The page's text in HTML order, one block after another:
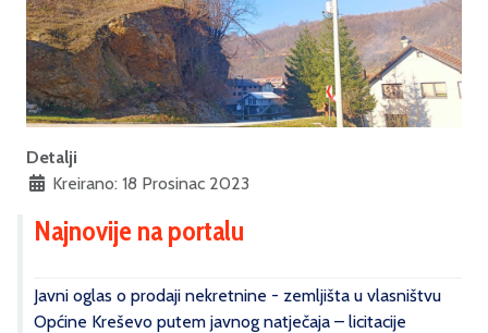
Detalji
Kreirano: 18 Prosinac 2023
Najnovije na portalu
Javni oglas o prodaji nekretnine - zemljišta u vlasništvu
Općine Kreševo putem javnog natječaja – licitacije